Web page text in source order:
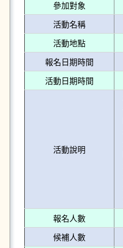
參加對象
活動名稱
活動地點
報名日期時間
活動日期時間
活動說明
報名人數
候補人數